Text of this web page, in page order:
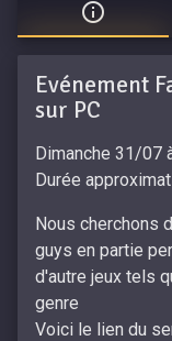
Evénement
sur PC
Dimanche 31/07
Durée
Nous cherchons
guys en partie
d'autre jeux tels
genre
Voici le lien du